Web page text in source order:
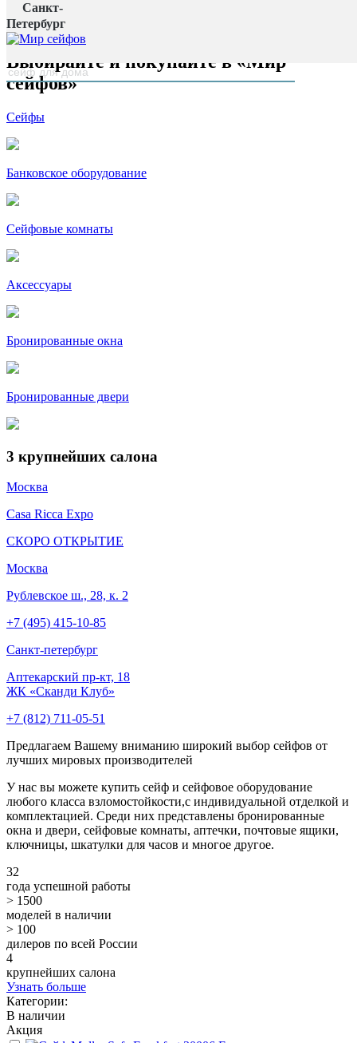
Санкт-
Петербург
Главная страница
наверх
Выбирайте и покупайте в «Мир
сейфов»
Сейфы
Банковское оборудование
Сейфовые комнаты
Аксессуары
Бронированные окна
Бронированные двери
3 крупнейших салона
Москва
Casa Ricca Expo
СКОРО ОТКРЫТИЕ
Москва
Рублевское ш., 28, к. 2
+7 (495) 415-10-85
Cанкт-петербург
Аптекарский пр-кт, 18
ЖК «Сканди Клуб»
+7 (812) 711-05-51
Предлагаем Вашему вниманию широкий выбор сейфов от
лучших мировых производителей
У нас вы можете купить сейф и сейфовое оборудование
любого класса взломостойкости,с индивидуальной отделкой и
комплектацией. Среди них представлены бронированные
окна и двери, сейфовые комнаты, аптечки, почтовые ящики,
ключницы, шкатулки для часов и многое другое.
32
года успешной работы
> 1500
моделей в наличии
> 100
дилеров по всей России
4
крупнейших салона
Узнать больше
Категории:
В наличии
Акция